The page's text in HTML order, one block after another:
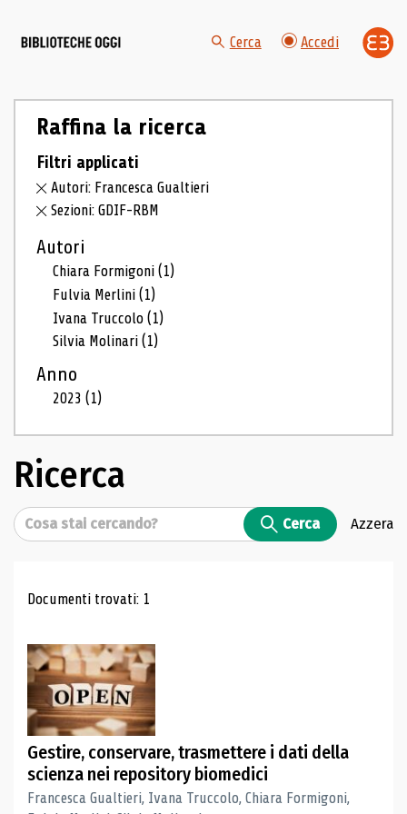
Cerca Accedi
Raffina la ricerca
Filtri applicati
Autori: Francesca Gualtieri
Sezioni: GDIF-RBM
Autori
Chiara Formigoni(1)
Fulvia Merlini(1)
Ivana Truccolo(1)
Silvia Molinari(1)
Anno
2023(1)
Ricerca
Cerca Cerca Azzera
Risultati di ricerca
Documenti trovati: 1
Gestire, conservare, trasmettere i dati della
scienza nei repository biomedici
Francesca Gualtieri, Ivana Truccolo, Chiara Formigoni,